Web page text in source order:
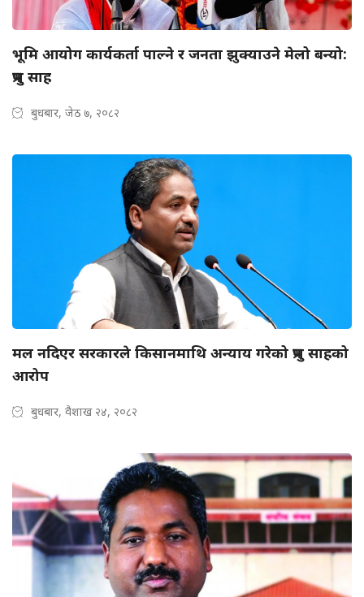
भूमि आयोग कार्यकर्ता पाल्ने र जनता झुक्याउने मेलो बन्यो:
प्रभु साह
बुधबार, जेठ ७, २०८२
मल नदिएर सरकारले किसानमाथि अन्याय गरेको प्रभु साहको
आरोप
बुधबार, वैशाख २४, २०८२